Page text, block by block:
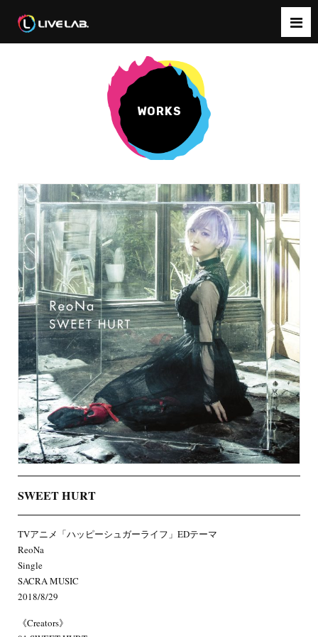
WORKS
SWEET HURT
TVアニメ「ハッピーシュガーライフ」EDテーマ
ReoNa
Single
SACRA MUSIC
2018/8/29
《Creators》